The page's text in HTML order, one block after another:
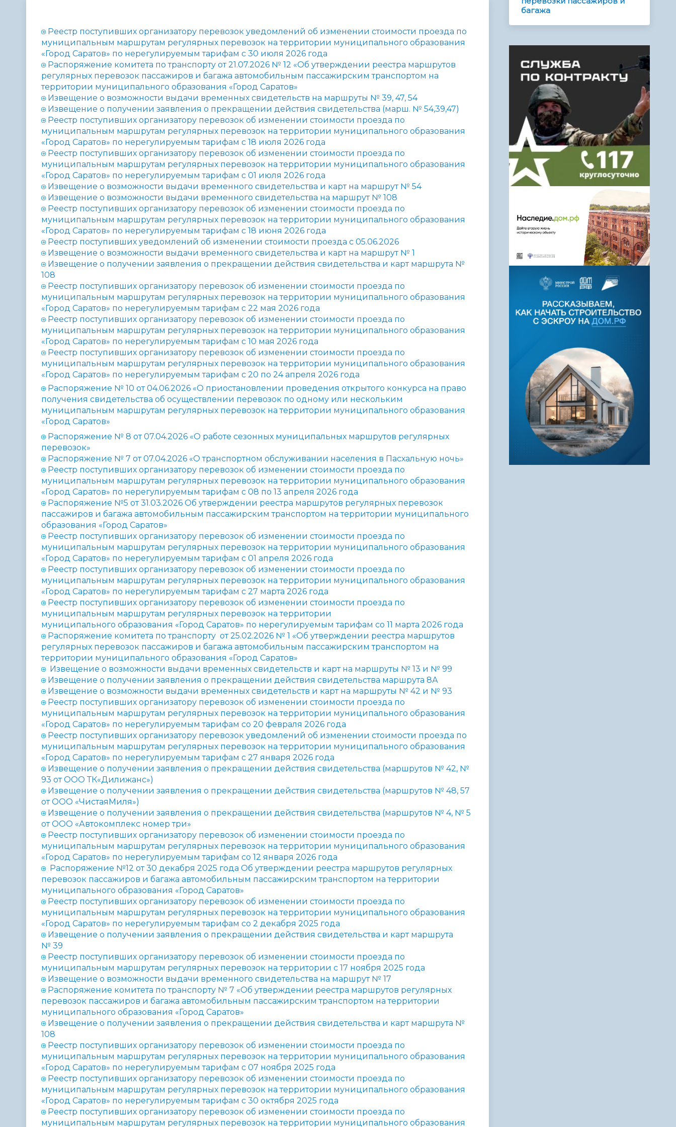
Реестр поступивших организатору перевозок уведомлений об изменении стоимости проезда по
муниципальным маршрутам регулярных перевозок на территории муниципального образования
«Город Саратов» по нерегулируемым тарифам с 30 июля 2026 года
Распоряжение комитета по транспорту от 21.07.2026 № 12 «Об утверждении реестра маршрутов
регулярных перевозок пассажиров и багажа автомобильным пассажирским транспортом на
территории муниципального образования «Город Саратов»
Извещение о возможности выдачи временных свидетельств на маршруты № 39, 47, 54
Извещение о получении заявления о прекращении действия свидетельства (марш. № 54,39,47)
Реестр поступивших организатору перевозок об изменении стоимости проезда по
муниципальным маршрутам регулярных перевозок на территории муниципального образования
«Город Саратов» по нерегулируемым тарифам с 18 июля 2026 года
Реестр поступивших организатору перевозок об изменении стоимости проезда по
муниципальным маршрутам регулярных перевозок на территории муниципального образования
«Город Саратов» по нерегулируемым тарифам с 01 июля 2026 года
Извещение о возможности выдачи временного свидетельства и карт на маршрут № 54
Извещение о возможности выдачи временного свидетельства на маршрут № 108
Реестр поступивших организатору перевозок об изменении стоимости проезда по
муниципальным маршрутам регулярных перевозок на территории муниципального образования
«Город Саратов» по нерегулируемым тарифам с 18 июня 2026 года
Реестр поступивших уведомлений об изменении стоимости проезда с 05.06.2026
Извещение о возможности выдачи временного свидетельства и карт на маршрут № 1
Извещение о получении заявления о прекращении действия свидетельства и карт маршрута №
108
Реестр поступивших организатору перевозок об изменении стоимости проезда по
муниципальным маршрутам регулярных перевозок на территории муниципального образования
«Город Саратов» по нерегулируемым тарифам с 22 мая 2026 года
Реестр поступивших организатору перевозок об изменении стоимости проезда по
муниципальным маршрутам регулярных перевозок на территории муниципального образования
«Город Саратов» по нерегулируемым тарифам с 10 мая 2026 года
Реестр поступивших организатору перевозок об изменении стоимости проезда по
муниципальным маршрутам регулярных перевозок на территории муниципального образования
«Город Саратов» по нерегулируемым тарифам с 20 по 24 апреля 2026 года
Распоряжение № 10 от 04.06.2026 «О приостановлении проведения открытого конкурса на право
получения свидетельства об осуществлении перевозок по одному или нескольким
муниципальным маршрутам регулярных перевозок на территории муниципального образования
«Город Саратов»
Распоряжение № 8 от 07.04.2026 «О работе сезонных муниципальных маршрутов регулярных
перевозок»
Распоряжение № 7 от 07.04.2026 «О транспортном обслуживании населения в Пасхальную ночь»
Реестр поступивших организатору перевозок об изменении стоимости проезда по
муниципальным маршрутам регулярных перевозок на территории муниципального образования
«Город Саратов» по нерегулируемым тарифам с 08 по 13 апреля 2026 года
Распоряжение №5 от 31.03.2026 Об утверждении реестра маршрутов регулярных перевозок
пассажиров и багажа автомобильным пассажирским транспортом на территории муниципального
образования «Город Саратов»
Реестр поступивших организатору перевозок об изменении стоимости проезда по
муниципальным маршрутам регулярных перевозок на территории муниципального образования
«Город Саратов» по нерегулируемым тарифам с 01 апреля 2026 года
Реестр поступивших организатору перевозок об изменении стоимости проезда по
муниципальным маршрутам регулярных перевозок на территории муниципального образования
«Город Саратов» по нерегулируемым тарифам с 27 марта 2026 года
Реестр поступивших организатору перевозок об изменении стоимости проезда по
муниципальным маршрутам регулярных перевозок на территории
муниципального образования «Город Саратов» по нерегулируемым тарифам со 11 марта 2026 года
Распоряжение комитета по транспорту от 25.02.2026 № 1 «Об утверждении реестра маршрутов
регулярных перевозок пассажиров и багажа автомобильным пассажирским транспортом на
территории муниципального образования «Город Саратов»
Извещение о возможности выдачи временных свидетельств и карт на маршруты № 13 и № 99
Извещение о получении заявления о прекращении действия свидетельства маршрута 8А
Извещение о возможности выдачи временных свидетельств и карт на маршруты № 42 и № 93
Реестр поступивших организатору перевозок об изменении стоимости проезда по
муниципальным маршрутам регулярных перевозок на территории муниципального образования
«Город Саратов» по нерегулируемым тарифам со 20 февраля 2026 года
Реестр поступивших организатору перевозок уведомлений об изменении стоимости проезда по
муниципальным маршрутам регулярных перевозок на территории муниципального образования
«Город Саратов» по нерегулируемым тарифам с 27 января 2026 года
Извещение о получении заявления о прекращении действия свидетельства (маршрутов № 42, №
93 от ООО ТК«Дилижанс»)
Извещение о получении заявления о прекращении действия свидетельства (маршрутов № 48, 57
от ООО «ЧистаяМиля»)
Извещение о получении заявления о прекращении действия свидетельства (маршрутов № 4, № 5
от ООО «Автокомплекс номер три»
Реестр поступивших организатору перевозок об изменении стоимости проезда по
муниципальным маршрутам регулярных перевозок на территории муниципального образования
«Город Саратов» по нерегулируемым тарифам со 12 января 2026 года
Распоряжение №12 от 30 декабря 2025 года Об утверждении реестра маршрутов регулярных
перевозок пассажиров и багажа автомобильным пассажирским транспортом на территории
муниципального образования «Город Саратов»
Реестр поступивших организатору перевозок об изменении стоимости проезда по
муниципальным маршрутам регулярных перевозок на территории муниципального образования
«Город Саратов» по нерегулируемым тарифам со 2 декабря 2025 года
Извещение о получении заявления о прекращении действия свидетельства и карт маршрута
№ 39
Реестр поступивших организатору перевозок об изменении стоимости проезда по
муниципальным маршрутам регулярных перевозок на территории с 17 ноября 2025 года
Извещение о возможности выдачи временного свидетельства на маршрут № 17
Распоряжение комитета по транспорту № 7 «Об утверждении реестра маршрутов регулярных
перевозок пассажиров и багажа автомобильным пассажирским транспортом на территории
муниципального образования «Город Саратов»
Извещение о получении заявления о прекращении действия свидетельства и карт маршрута №
108
Реестр поступивших организатору перевозок об изменении стоимости проезда по
муниципальным маршрутам регулярных перевозок на территории муниципального образования
«Город Саратов» по нерегулируемым тарифам с 07 ноября 2025 года
Реестр поступивших организатору перевозок об изменении стоимости проезда по
муниципальным маршрутам регулярных перевозок на территории муниципального образования
«Город Саратов» по нерегулируемым тарифам с 30 октября 2025 года
Реестр поступивших организатору перевозок об изменении стоимости проезда по
муниципальным маршрутам регулярных перевозок на территории муниципального образования
багажа